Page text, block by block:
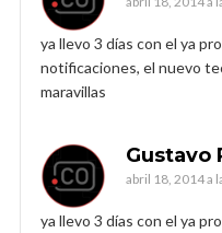
ya llevo 3 días con el ya
notificaciones, el nuevo
maravillas
Gustavo
abril 18, 2014 a
ya llevo 3 días con el ya